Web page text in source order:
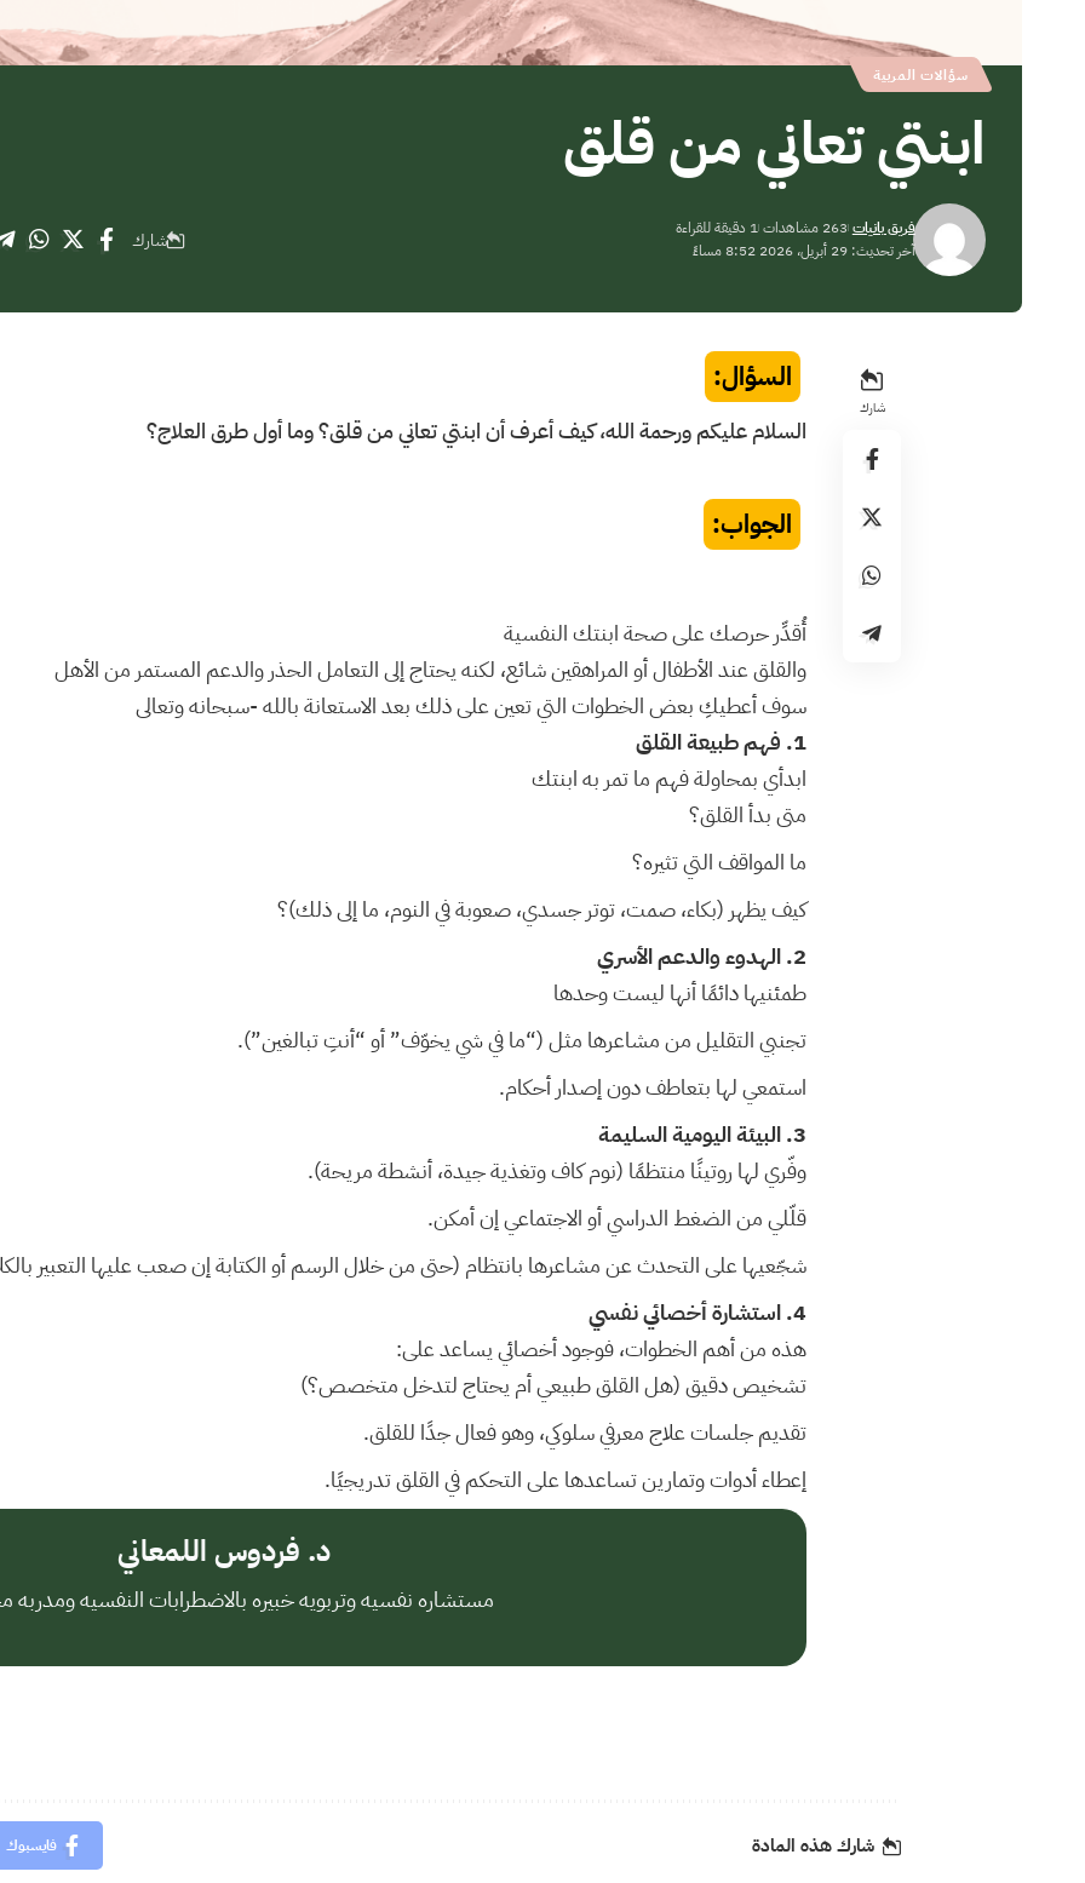
سؤالات المربية
ابنتي تعاني من قلق
آخر تحديث: 29 أبريل، 2026 8:52 مساءً
فريق بانيات 263 مشاهدات 1 دقيقة للقراءة شارك
شارك
السؤال:
السلام عليكم ورحمة الله، كيف أعرف أن ابنتي تعاني من قلق؟ وما أول طرق العلاج؟
الجواب:
أُقدِّر حرصك على صحة ابنتك النفسية
والقلق عند الأطفال أو المراهقين شائع، لكنه يحتاج إلى التعامل الحذر والدعم المستمر من الأهل
سوف أعطيكِ بعض الخطوات التي تعين على ذلك بعد الاستعانة بالله -سبحانه وتعالى
1. فهم طبيعة القلق
ابدأي بمحاولة فهم ما تمر به ابنتك
متى بدأ القلق؟
ما المواقف التي تثيره؟
كيف يظهر (بكاء، صمت، توتر جسدي، صعوبة في النوم، ما إلى ذلك)؟
2. الهدوء والدعم الأسري
طمئنيها دائمًا أنها ليست وحدها
تجنبي التقليل من مشاعرها مثل (“ما في شي يخوّف” أو “أنتِ تبالغين”).
استمعي لها بتعاطف دون إصدار أحكام.
3. البيئة اليومية السليمة
وفّري لها روتينًا منتظمًا (نوم كاف وتغذية جيدة، أنشطة مريحة).
قلّلي من الضغط الدراسي أو الاجتماعي إن أمكن.
شجّعيها على التحدث عن مشاعرها بانتظام (حتى من خلال الرسم أو الكتابة إن صعب عليها التعبير
4. استشارة أخصائي نفسي
هذه من أهم الخطوات، فوجود أخصائي يساعد على:
تشخيص دقيق (هل القلق طبيعي أم يحتاج لتدخل متخصص؟)
تقديم جلسات علاج معرفي سلوكي، وهو فعال جدًا للقلق.
إعطاء أدوات وتمارين تساعدها على التحكم في القلق تدريجيًا.
د. فردوس اللمعاني
مستشاره نفسيه وتربويه خبيره بالاضطرابات النفسيه ومدربه
شارك هذه المادة فايسبوك